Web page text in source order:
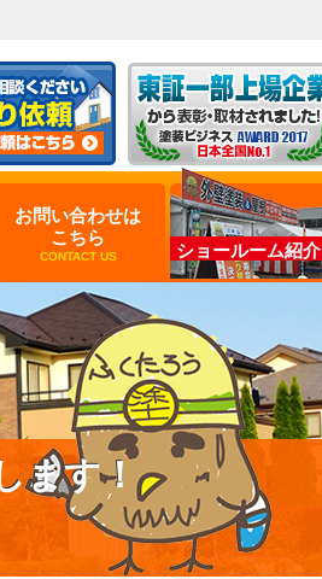
お問い合わせは
こちら
CONTACT US ショールーム紹介
ます！